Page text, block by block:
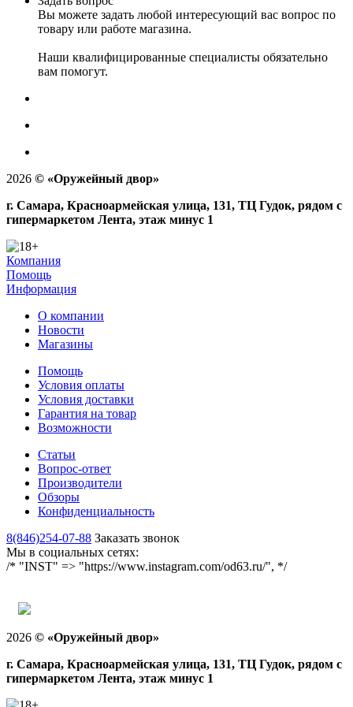
Вы можете задать любой интересующий вас вопрос по
товару или работе магазина.
Наши квалифицированные специалисты обязательно
вам помогут.
2026 © «Оружейный двор»
г. Самара, Красноармейская улица, 131, ТЦ Гудок, рядом с
гипермаркетом Лента, этаж минус 1
Компания
Помощь
Информация
О компании
Новости
Магазины
Помощь
Условия оплаты
Условия доставки
Гарантия на товар
Возможности
Статьи
Вопрос-ответ
Производители
Обзоры
Конфиденциальность
8(846)254-07-88 Заказать звонок
Мы в социальных сетях:
/* "INST" => "https://www.instagram.com/od63.ru/", */
2026 © «Оружейный двор»
г. Самара, Красноармейская улица, 131, ТЦ Гудок, рядом с
гипермаркетом Лента, этаж минус 1